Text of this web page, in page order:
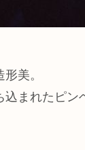
美。
まれたピ